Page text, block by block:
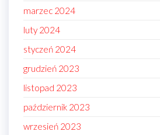
marzec 2024
luty 2024
styczeń 2024
grudzień 2023
listopad 2023
październik 2023
wrzesień 2023